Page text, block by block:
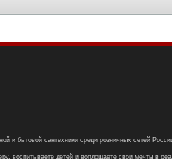
и бытовой сантехники среди розничных сетей
воспитываете детей и воплощаете свои мечты в